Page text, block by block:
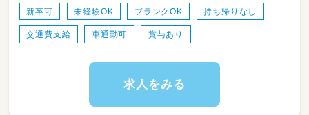
・保育士同士のコミュニケーションも取りやす
く、働きやすい環境ですよ。
◎持ち帰り仕事も残業もなしです。
新卒可 未経験OK ブランクOK 持ち帰りなし
交通費支給 車通勤可 賞与あり
求人をみる